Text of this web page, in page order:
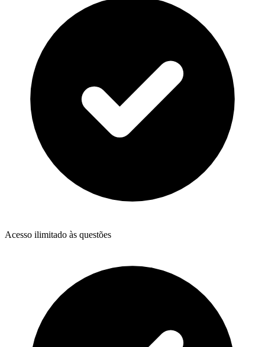
Acesso ilimitado às questões